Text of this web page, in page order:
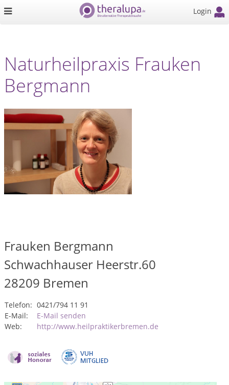
Login
Naturheilpraxis Frauken
Bergmann
Frauken Bergmann
Schwachhauser Heerstr.60
28209 Bremen
Telefon: 0421/794 11 91
E-Mail:
E-Mail senden
Web:
http://www.heilpraktikerbremen.de